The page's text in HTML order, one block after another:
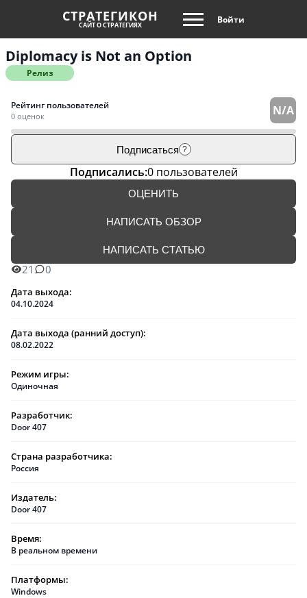
СТРАТЕГИКОН
САЙТ О СТРАТЕГИЯХ Войти
Diplomacy is Not an Option
Релиз
Рейтинг пользователей
0 оценок N/A
Подписаться ?
Подписались:0 пользователей
ОЦЕНИТЬ
НАПИСАТЬ ОБЗОР
НАПИСАТЬ СТАТЬЮ
21 0
Дата выхода:
04.10.2024
Дата выхода (ранний доступ):
08.02.2022
Режим игры:
Одиночная
Разработчик:
Door 407
Страна разработчика:
Россия
Издатель:
Door 407
Время:
В реальном времени
Платформы:
Windows